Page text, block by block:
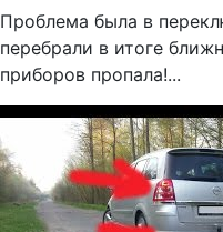
Проблема была в
перебрали в итоге
приборов пропала!...